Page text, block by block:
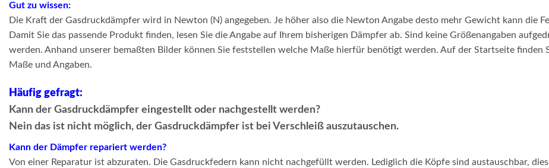
Gut zu wissen:
Die Kraft der Gasdruckdämpfer wird in Newton (N) angegeben. Je höher also die Newton Angabe desto mehr Gewicht kann die
Damit Sie das passende Produkt finden, lesen Sie die Angabe auf Ihrem bisherigen Dämpfer ab. Sind keine Größenangaben
werden. Anhand unserer bemaßten Bilder können Sie feststellen welche Maße hierfür benötigt werden. Auf der Startseite
Maße und Angaben.
Häufig gefragt:
Kann der Gasdruckdämpfer eingestellt oder nachgestellt werden?
Nein das ist nicht möglich, der Gasdruckdämpfer ist bei Verschleiß auszutauschen.
Kann der Dämpfer repariert werden?
Von einer Reparatur ist abzuraten. Die Gasdruckfedern kann nicht nachgefüllt werden. Lediglich die Köpfe sind austauschbar,